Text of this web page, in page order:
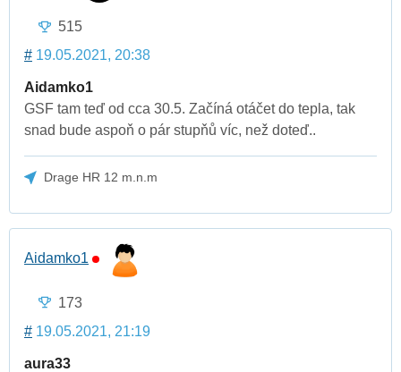
515
# 19.05.2021, 20:38
Aidamko1
GSF tam teď od cca 30.5. Začíná otáčet do tepla, tak
snad bude aspoň o pár stupňů víc, než doteď..
Drage HR 12 m.n.m
Aidamko1
173
# 19.05.2021, 21:19
aura33